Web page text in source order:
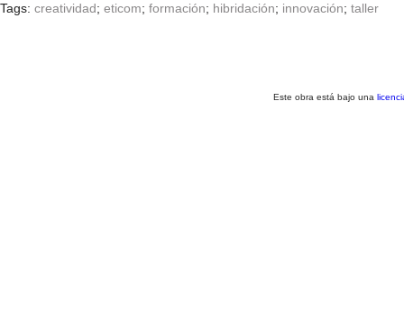
Tags: creatividad; eticom; formación; hibridación; innovación; taller
Este obra está bajo una